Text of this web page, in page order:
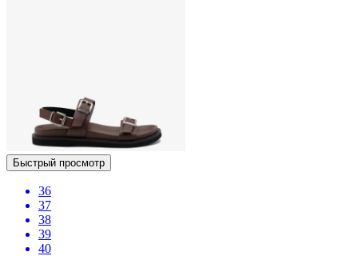
Быстрый просмотр
36
37
38
39
40